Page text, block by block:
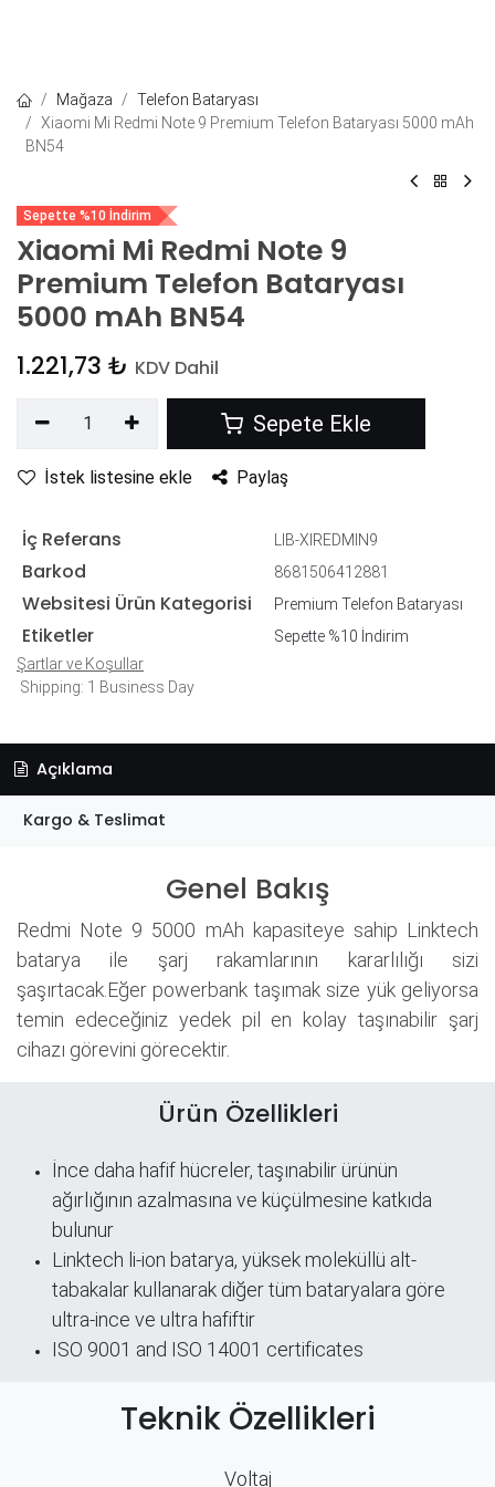
Mağaza
Telefon Bataryası
Xiaomi Mi Redmi Note 9 Premium Telefon Bataryası 5000 mAh
BN54
Sepette %10 İndirim
Xiaomi Mi Redmi Note 9
Premium Telefon Bataryası
5000 mAh BN54
1.221,73 ₺ KDV Dahil
Sepete Ekle
İstek listesine ekle Paylaş
İç Referans LIB-XIREDMIN9
Barkod 8681506412881
Websitesi Ürün Kategorisi Premium Telefon Bataryası
Etiketler
Sepette %10 İndirim
Şartlar ve Koşullar
Shipping: 1 Business Day
Açıklama
Kargo & Teslimat
Genel Bakış
Redmi Note 9 5000 mAh kapasiteye sahip Linktech
batarya ile şarj rakamlarının kararlılığı sizi
şaşırtacak.Eğer powerbank taşımak size yük geliyorsa
temin edeceğiniz yedek pil en kolay taşınabilir şarj
cihazı görevini görecektir.
Ürün Özellikleri
İnce daha hafif hücreler, taşınabilir ürünün
ağırlığının azalmasına ve küçülmesine katkıda
bulunur
Linktech li-ion batarya, yüksek moleküllü alt-
tabakalar kullanarak diğer tüm bataryalara göre
ultra-ince ve ultra hafiftir
ISO 9001 and ISO 14001 certificates
Teknik Özellikleri
Voltaj